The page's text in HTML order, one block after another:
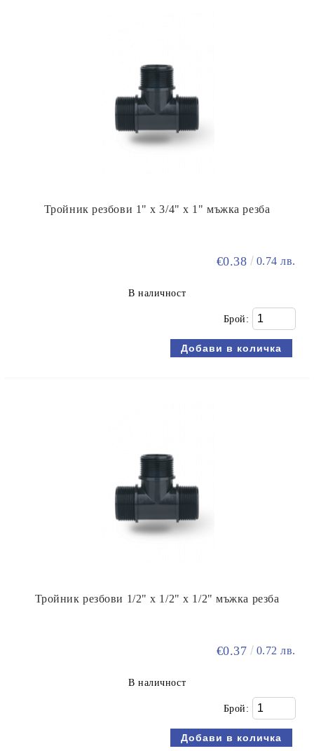
Тройник резбови 1" х 3/4" х 1" мъжка резба
€0.38 0.74 лв.
В наличност
Брой:
Тройник резбови 1/2" х 1/2" х 1/2" мъжка резба
€0.37 0.72 лв.
В наличност
Брой: